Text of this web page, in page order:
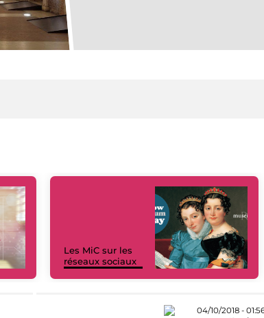
Les MiC sur les
réseaux sociaux